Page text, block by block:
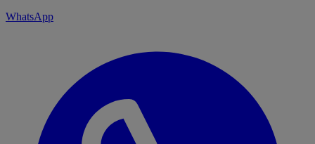
WhatsApp